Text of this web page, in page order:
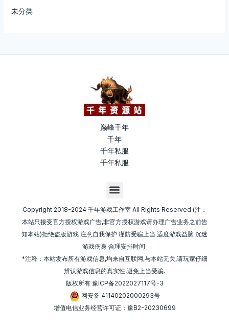
未分类
巅峰千年
千年
千年私服
千年私服
M
e
n
u
Copyright 2018-2024 千年游戏工作室 All Rights Reserved (注：
本站只接受官方授权游戏广告,非官方授权游戏请办理广告业务之前告
知本站)拒绝盗版游戏 注意自我保护 谨防受骗上当 适度游戏益脑 沉迷
游戏伤身 合理安排时间
*注释：本站发布所有游戏信息,均来自互联网,与本站无关,请玩家仔细
辨认游戏信息的真实性,避免上当受骗.
版权所有 豫ICP备2022027117号-3
网安备 41140202000293号
增值电信业务经营许可证：豫B2-20230699